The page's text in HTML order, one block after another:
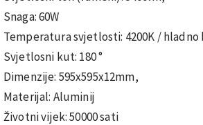
Snaga: 60W
Temperatura svjetlosti: 4200K / hladno
Svjetlosni kut: 180 °
Dimenzije: 595x595x12mm,
Materijal: Aluminij
Životni vijek: 50000 sati